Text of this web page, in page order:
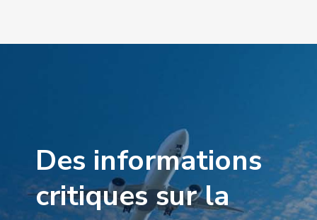
Des informations
critiques sur la